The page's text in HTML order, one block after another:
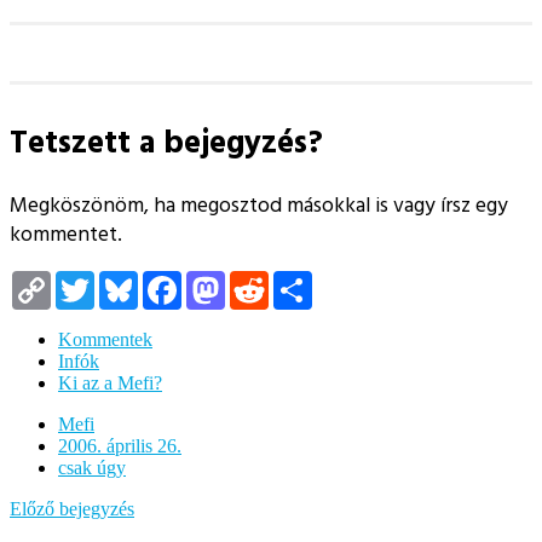
Tetszett a bejegyzés?
Megköszönöm, ha megosztod másokkal is vagy írsz egy
kommentet.
Copy
Link
TwitterBlueskyFacebookMastodon
Reddit
Kommentek
Infók
Ki az a Mefi?
Mefi
2006. április 26.
csak úgy
Előző bejegyzés